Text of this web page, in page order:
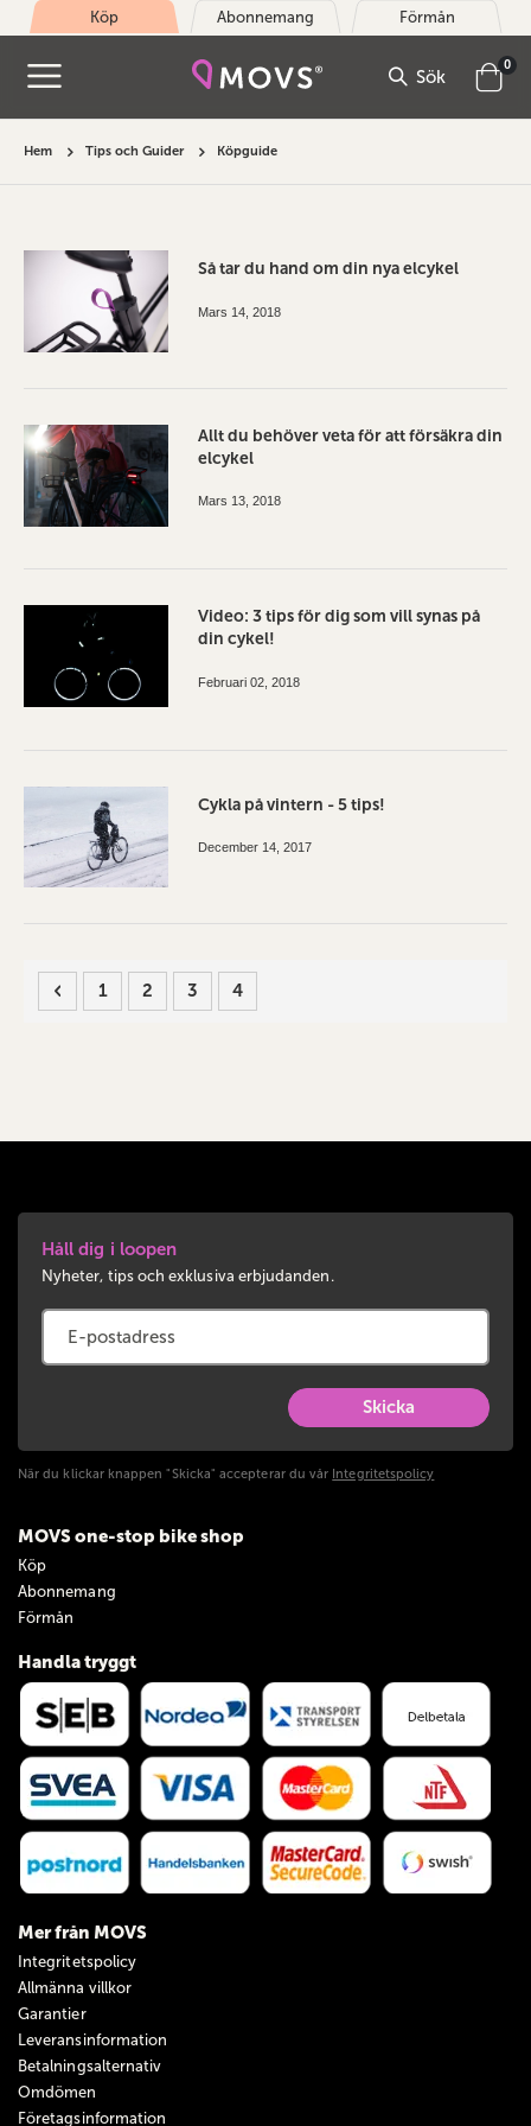
Köp Abonnemang Förmån
Sök Cart
0
Hem Tips och Guider Köpguide
Så tar du hand om din nya elcykel
Mars 14, 2018
Allt du behöver veta för att försäkra din
elcykel
Mars 13, 2018
Video: 3 tips för dig som vill synas på
din cykel!
Februari 02, 2018
Cykla på vintern - 5 tips!
December 14, 2017
SidaSida
Föregående
Sida
1 Sida
2 Sida
3 You're currently reading page
4
Håll dig i loopen
Nyheter, tips och exklusiva erbjudanden.
Skicka
När du klickar knappen "Skicka" accepterar du vår Integritetspolicy
MOVS one-stop bike shop
Köp
Abonnemang
Förmån
Handla tryggt
Mer från MOVS
Integritetspolicy
Allmänna villkor
Garantier
Leveransinformation
Betalningsalternativ
Omdömen
Företagsinformation